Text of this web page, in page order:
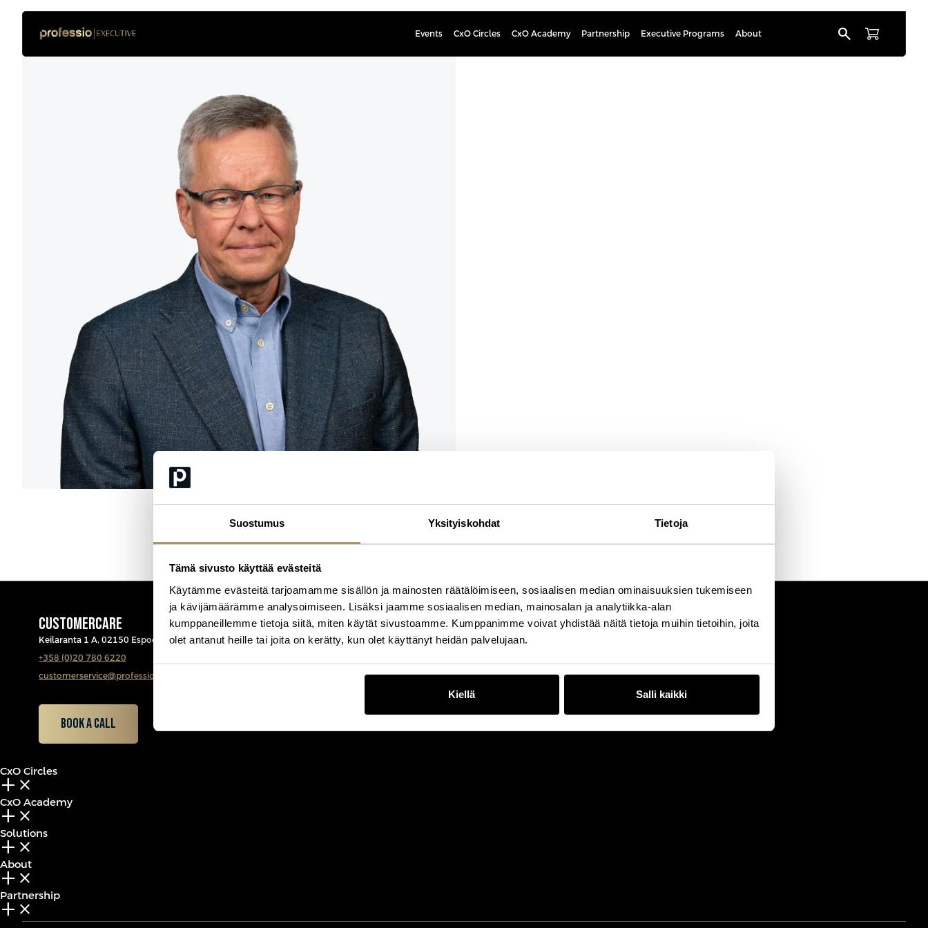
Suostumus Yksityiskohdat Tietoja
Tämä sivusto käyttää evästeitä
Käytämme evästeitä tarjoamamme sisällön ja mainosten räätälöimiseen, sosiaalisen median ominaisuuksien tukemiseen
ja kävijämäärämme analysoimiseen. Lisäksi jaamme sosiaalisen median, mainosalan ja analytiikka-alan
kumppaneillemme tietoja siitä, miten käytät sivustoamme. Kumppanimme voivat yhdistää näitä tietoja muihin tietoihin, joita
olet antanut heille tai joita on kerätty, kun olet käyttänyt heidän palvelujaan.
Kiellä Salli kaikki
Events CxO Circles CxO Academy Partnership Executive Programs About search
CUSTOMERCARE
Keilaranta 1 A, 02150 Espoo
+358 (0)20 780 6220
customerservice@professio.fi
Book a call
CxO Circles
add_2 close
CxO Academy
add_2 close
Solutions
add_2 close
About
add_2 close
Partnership
add_2 close